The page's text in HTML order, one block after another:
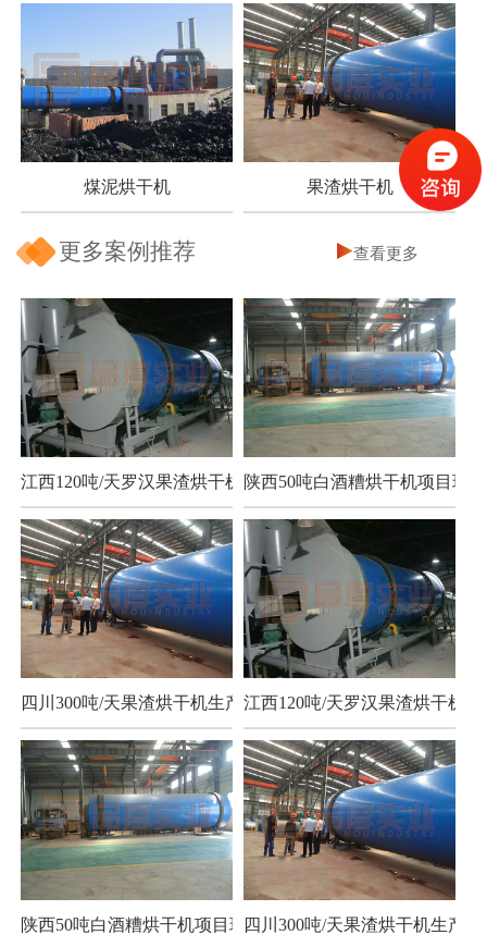
煤泥烘干机 果渣烘干机
更多案例推荐 查看更多
江西120吨/天罗汉果渣烘干机项目陕西50吨白酒糟烘干机项目现场
四川300吨/天果渣烘干机生产现场江西120吨/天罗汉果渣烘干机项
陕西50吨白酒糟烘干机项目现场四川300吨/天果渣烘干机生产现